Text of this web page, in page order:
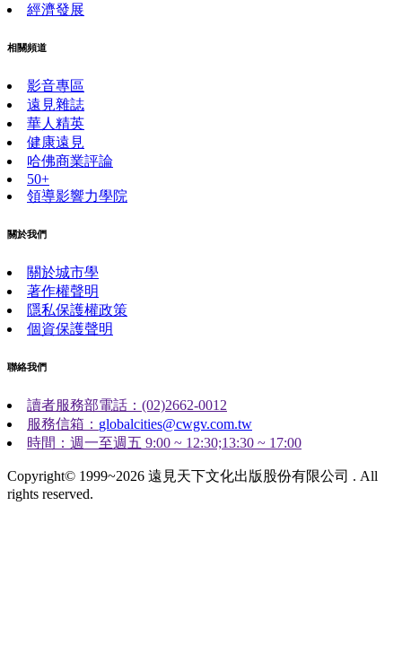
經濟發展
相關頻道
影音專區
遠見雜誌
華人精英
健康遠見
哈佛商業評論
50+
領導影響力學院
關於我們
關於城市學
著作權聲明
隱私保護權政策
個資保護聲明
聯絡我們
讀者服務部電話：(02)2662-0012
服務信箱： globalcities@cwgv.com.tw
時間：週一至週五 9:00 ~ 12:30;13:30 ~ 17:00
Copyright© 1999~2026 遠見天下文化出版股份有限公司 . All
rights reserved.